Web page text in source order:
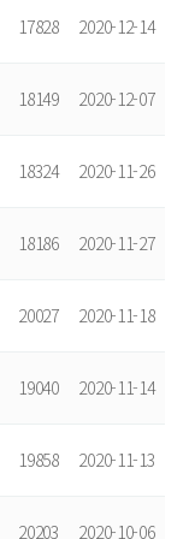
17828 2020-12-14
18149 2020-12-07
18324 2020-11-26
18186 2020-11-27
20027 2020-11-18
19040 2020-11-14
19858 2020-11-13
20203 2020-10-06